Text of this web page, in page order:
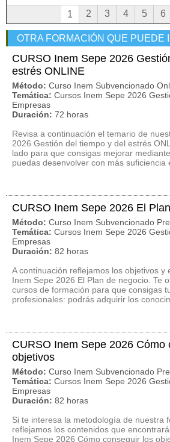
1 2 3 4 5 6
OTRA FORMACIÓN QUE PUEDE
CURSO Inem Sepe 2026
estrés ONLINE
Método: Curso Inem Subvencionado
Temática: Cursos Inem Sepe 2026
Empresas
Duración: 72 horas
Revisa a continuación el temario de
2026 Gestión del tiempo y del estrés
lado para que consigas mejorar
puedas desenvolver con más suficiencia
CURSO Inem Sepe 2026 El
Método: Curso Inem Subvencionado
Temática: Cursos Inem Sepe 2026
Empresas
Duración: 82 horas
A continuación reflejamos los objetivos y
Inem Sepe 2026 El Plan de negocio. Te
cursos de formación para que consigas
profesionales: podrás adquirir los
CURSO Inem Sepe 2026 Cómo
objetivos
Método: Curso Inem Subvencionado
Temática: Cursos Inem Sepe 2026
Empresas
Duración: 82 horas
Si te interesa la metodología de nuestra
reflejamos los contenidos que
Inem Sepe 2026 Cómo conseguir los